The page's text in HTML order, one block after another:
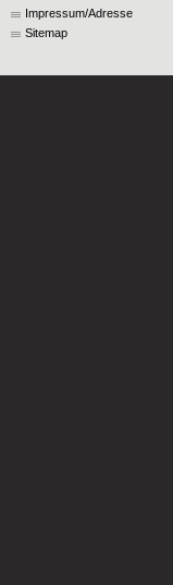
Impressum/Adresse
Sitemap